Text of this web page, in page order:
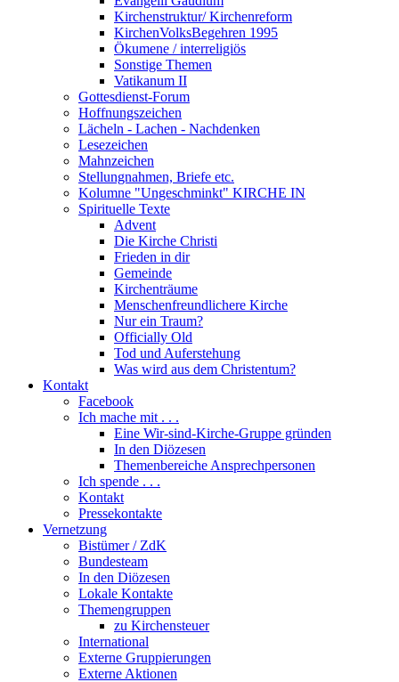
Kirchenstruktur/ Kirchenreform
KirchenVolksBegehren 1995
Ökumene / interreligiös
Sonstige Themen
Vatikanum II
Gottesdienst-Forum
Hoffnungszeichen
Lächeln - Lachen - Nachdenken
Lesezeichen
Mahnzeichen
Stellungnahmen, Briefe etc.
Kolumne "Ungeschminkt" KIRCHE IN
Spirituelle Texte
Advent
Die Kirche Christi
Frieden in dir
Gemeinde
Kirchenträume
Menschenfreundlichere Kirche
Nur ein Traum?
Officially Old
Tod und Auferstehung
Was wird aus dem Christentum?
Kontakt
Facebook
Ich mache mit . . .
Eine Wir-sind-Kirche-Gruppe gründen
In den Diözesen
Themenbereiche Ansprechpersonen
Ich spende . . .
Kontakt
Pressekontakte
Vernetzung
Bistümer / ZdK
Bundesteam
In den Diözesen
Lokale Kontakte
Themengruppen
zu Kirchensteuer
International
Externe Gruppierungen
Externe Aktionen